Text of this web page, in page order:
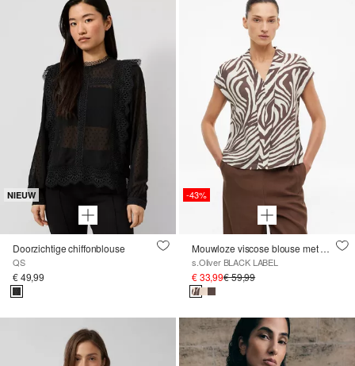
NIEUW
Doorzichtige chiffonblouse
QS
€ 49,99
-43%
Mouwloze viscose blouse met V-halslijn
s.Oliver BLACK LABEL
€ 33,99€ 59,99